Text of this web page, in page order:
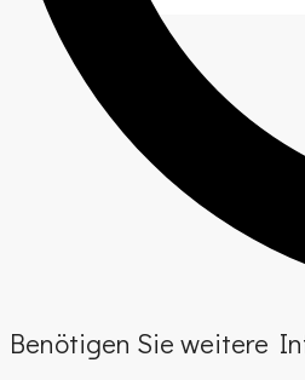
Benötigen Sie weitere